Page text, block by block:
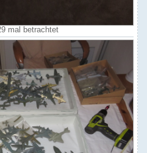
mal betrachtet